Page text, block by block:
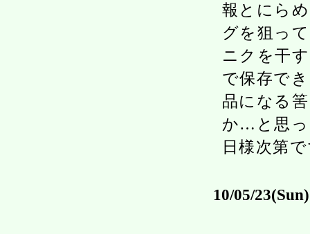
報とにら
グを狙っ
ニクを干
で保存で
品になる
か…と思っ
日様次第
10/05/23(Sun)